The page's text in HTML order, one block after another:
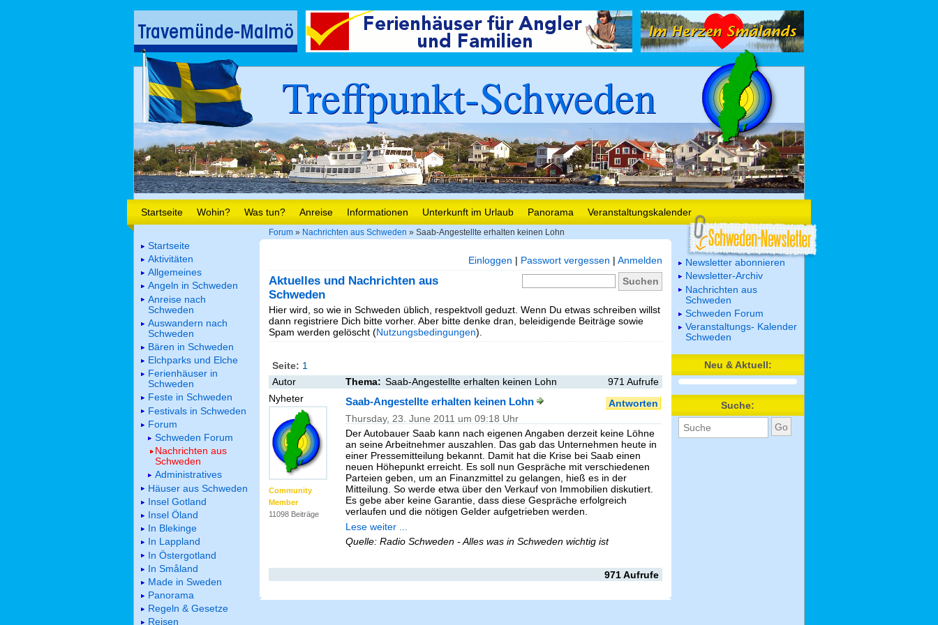
Treffpunkt-Schweden
Startseite Wohin? Was tun? Anreise Informationen Unterkunft im Urlaub Panorama Veranstaltungskalender
Forum » Nachrichten aus Schweden » Saab-Angestellte erhalten keinen Lohn
Einloggen | Passwort vergessen | Anmelden
Aktuelles und Nachrichten aus
Schweden
Hier wird, so wie in Schweden üblich, respektvoll geduzt. Wenn Du etwas schreiben willst
dann registriere Dich bitte vorher. Aber bitte denke dran, beleidigende Beiträge sowie
Spam werden gelöscht (Nutzungsbedingungen).
Seite: 1
Autor
Thema: Saab-Angestellte erhalten keinen Lohn
971 Aufrufe
Nyheter
Community
Member
11098 Beiträge
Antworten
Saab-Angestellte erhalten keinen Lohn
Thursday, 23. June 2011 um 09:18 Uhr
Der Autobauer Saab kann nach eigenen Angaben derzeit keine Löhne
an seine Arbeitnehmer auszahlen. Das gab das Unternehmen heute in
einer Pressemitteilung bekannt. Damit hat die Krise bei Saab einen
neuen Höhepunkt erreicht. Es soll nun Gespräche mit verschiedenen
Parteien geben, um an Finanzmittel zu gelangen, hieß es in der
Mitteilung. So werde etwa über den Verkauf von Immobilien diskutiert.
Es gebe aber keine Garantie, dass diese Gespräche erfolgreich
verlaufen und die nötigen Gelder aufgetrieben werden.
Lese weiter ...
Quelle: Radio Schweden - Alles was in Schweden wichtig ist
971 Aufrufe
Startseite
Aktivitäten
Allgemeines
Angeln in Schweden
Anreise nach
Schweden
Auswandern nach
Schweden
Bären in Schweden
Elchparks und Elche
Ferienhäuser in
Schweden
Feste in Schweden
Festivals in Schweden
Forum
Schweden Forum
Nachrichten aus
Schweden
Administratives
Häuser aus Schweden
Insel Gotland
Insel Öland
In Blekinge
In Lappland
In Östergotland
In Småland
Made in Sweden
Panorama
Regeln & Gesetze
Reisen
Newsletter abonnieren
Newsletter-Archiv
Nachrichten aus
Schweden
Schweden Forum
Veranstaltungs- Kalender
Schweden
Neu & Aktuell:
Suche: